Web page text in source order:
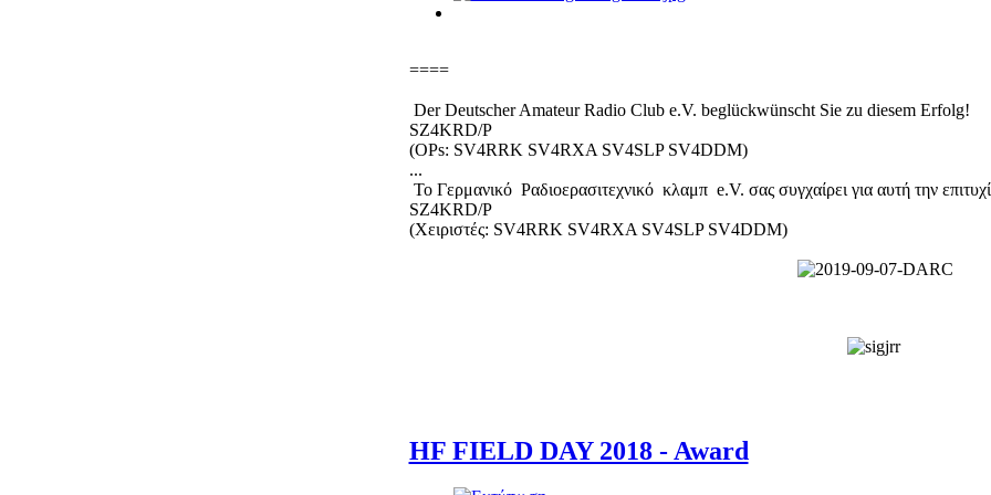
====
Der Deutscher Amateur Radio Club e.V. beglückwünscht Sie zu diesem Erfolg!
SZ4KRD/P
(OPs: SV4RRK SV4RXA SV4SLP SV4DDM)
...
Το Γερμανικό Ραδιοερασιτεχνικό κλαμπ e.V. σας συγχαίρει για αυτή την
SZ4KRD/P
(Χειριστές: SV4RRK SV4RXA SV4SLP SV4DDM)
HF FIELD DAY 2018 - Award